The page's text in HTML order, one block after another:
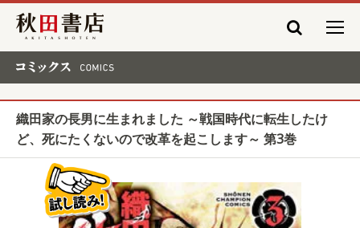
秋田書店
織田家の長男に生まれました ～戦国時代に転生したけ
ど、死にたくないので改革を起こします～ 第3巻